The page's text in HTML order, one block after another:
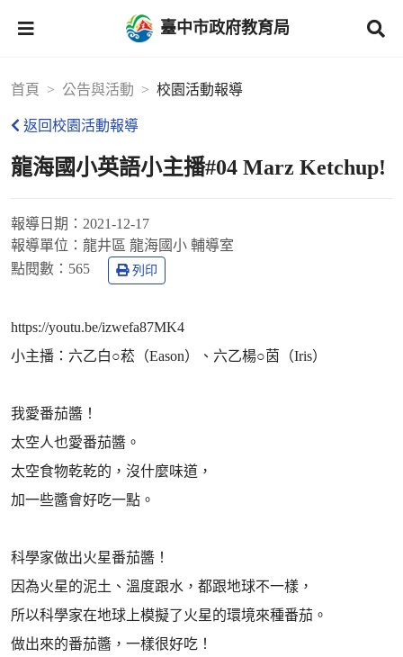
臺中市政府教育局
首頁 公告與活動 校園活動報導
返回校園活動報導
龍海國小英語小主播#04 Marz Ketchup!
報導日期： 2021-12-17
報導單位： 龍井區 龍海國小 輔導室
點閱數： 565 列印
https://youtu.be/izwefa87MK4
小主播：六乙白○菘（Eason）、六乙楊○茵（Iris）
我愛番茄醬！
太空人也愛番茄醬。
太空食物乾乾的，沒什麼味道，
加一些醬會好吃一點。
科學家做出火星番茄醬！
因為火星的泥土、溫度跟水，都跟地球不一樣，
所以科學家在地球上模擬了火星的環境來種番茄。
做出來的番茄醬，一樣很好吃！